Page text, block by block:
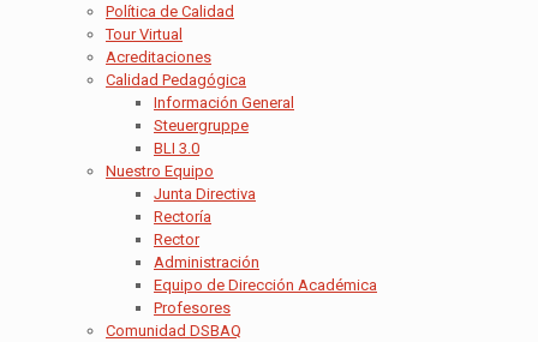
Política de Calidad
Tour Virtual
Acreditaciones
Calidad Pedagógica
Información General
Steuergruppe
BLI 3.0
Nuestro Equipo
Junta Directiva
Rectoría
Rector
Administración
Equipo de Dirección Académica
Profesores
Comunidad DSBAQ